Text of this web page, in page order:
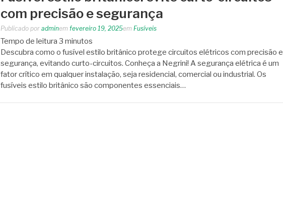
com precisão e segurança
Publicado por adminem fevereiro 19, 2025em Fusíveis
Tempo de leitura 3 minutos
Descubra como o fusível estilo britânico protege circuitos elétricos com precisão e
segurança, evitando curto-circuitos. Conheça a Negrini! A segurança elétrica é um
fator crítico em qualquer instalação, seja residencial, comercial ou industrial. Os
fusíveis estilo britânico são componentes essenciais…